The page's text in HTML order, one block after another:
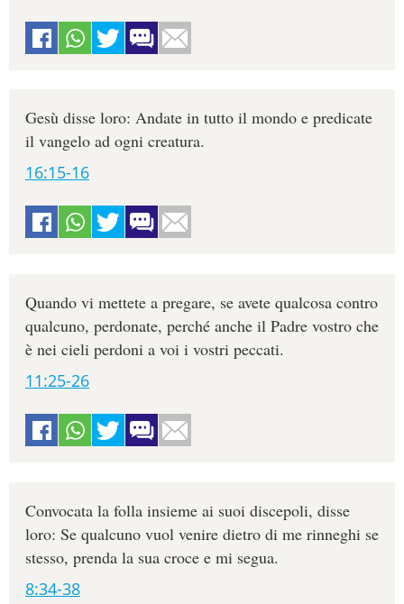
Gesù disse loro: Andate in tutto il mondo e predicate
il vangelo ad ogni creatura.
16:15-16
Quando vi mettete a pregare, se avete qualcosa contro
qualcuno, perdonate, perché anche il Padre vostro che
è nei cieli perdoni a voi i vostri peccati.
11:25-26
Convocata la folla insieme ai suoi discepoli, disse
loro: Se qualcuno vuol venire dietro di me rinneghi se
stesso, prenda la sua croce e mi segua.
8:34-38